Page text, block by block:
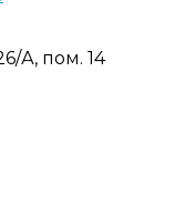
А, пом. 14